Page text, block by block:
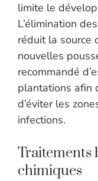
limite le
L’élimination
réduit la source
nouvelles
recommandé
plantations afin
d’éviter les
infections.
Traitements
chimiques